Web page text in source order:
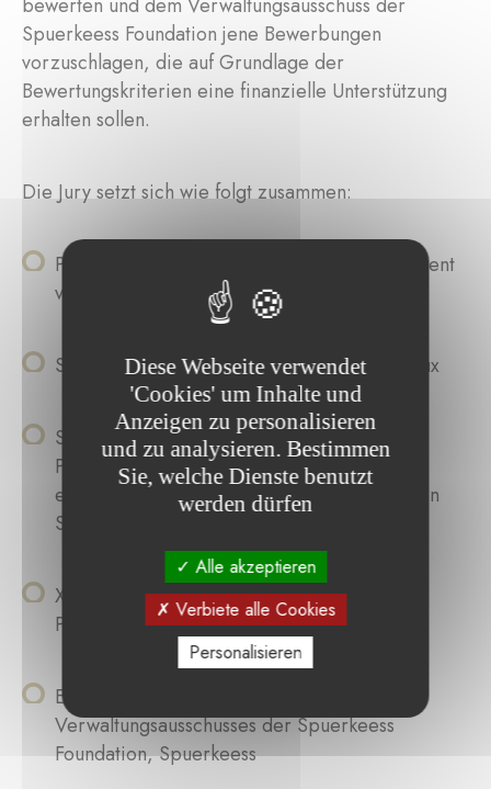
Spuerkeess Foundation jene Bewerbungen
vorzuschlagen, die auf Grundlage der
Bewertungskriterien eine finanzielle Unterstützung
erhalten sollen.
Die Jury setzt sich wie folgt zusammen:
Paul Di Felice, unabhängiger Kurator, Präsident
von EMOP
Sandra Schwender, Cité de l’image, Clervaux
Sara Giuliattini, unabhängige Kuratorin und
Programmverantwortliche bei La Chambre,
einem Raum für zeitgenössische Fotografie in
Straßburg
Xavier Canonne, Direktor des Musée de la
Photographie, Charleroi
Eric Kerschen, Mitglied des
Verwaltungsausschusses der Spuerkeess
Foundation, Spuerkeess
Diese Webseite verwendet
'Cookies' um Inhalte und
Anzeigen zu personalisieren
und zu analysieren. Bestimmen
Sie, welche Dienste benutzt
werden dürfen
Alle akzeptieren
Verbiete alle Cookies
Personalisieren